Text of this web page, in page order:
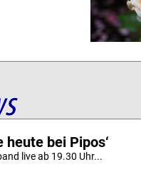
heute bei Pipos‘
live ab 19.30 Uhr...